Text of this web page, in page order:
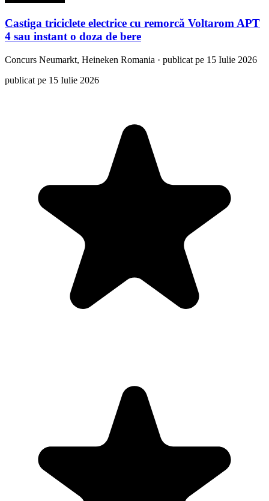
Castiga triciclete electrice cu remorcă Voltarom APT
4 sau instant o doza de bere
Concurs Neumarkt, Heineken Romania · publicat pe 15 Iulie 2026
publicat pe 15 Iulie 2026